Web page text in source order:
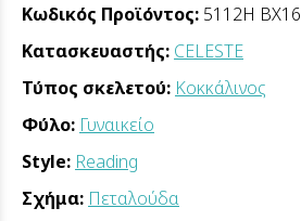
Κωδικός Προϊόντος: 5112H BX16
Κατασκευαστής: CELESTE
Τύπος σκελετού: Κοκκάλινος
Φύλο: Γυναικείο
Style: Reading
Σχήμα: Πεταλούδα